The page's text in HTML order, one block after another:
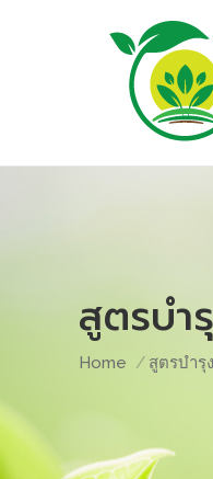
สูตรบำ
You are here:
Home สูตรบำ